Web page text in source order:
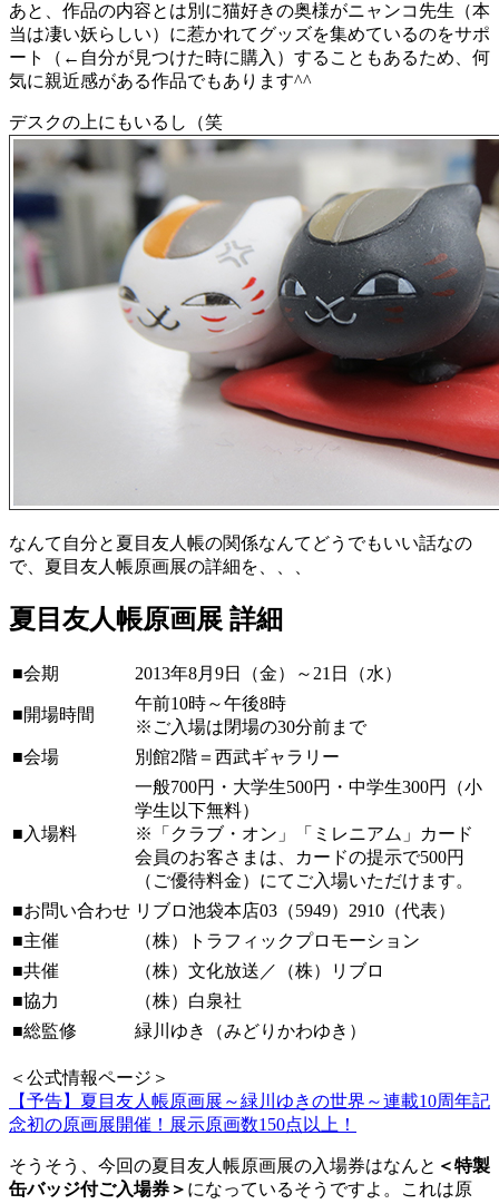
あと、作品の内容とは別に猫好きの奥様がニャンコ先生（本
当は凄い妖らしい）に惹かれてグッズを集めているのをサポ
ート（←自分が見つけた時に購入）することもあるため、何
気に親近感がある作品でもあります^^
デスクの上にもいるし（笑
なんて自分と夏目友人帳の関係なんてどうでもいい話なの
で、夏目友人帳原画展の詳細を、、、
夏目友人帳原画展 詳細
■会期 2013年8月9日（金）～21日（水）
■開場時間
午前10時～午後8時
※ご入場は閉場の30分前まで
■会場
別館2階＝西武ギャラリー
■入場料
一般700円・大学生500円・中学生300円（小
学生以下無料）
※「クラブ・オン」「ミレニアム」カード
会員のお客さまは、カードの提示で500円
（ご優待料金）にてご入場いただけます。
■お問い合わせ リブロ池袋本店03（5949）2910（代表）
■主催
（株）トラフィックプロモーション
■共催
（株）文化放送／（株）リブロ
■協力
（株）白泉社
■総監修
緑川ゆき（みどりかわゆき）
＜公式情報ページ＞
【予告】夏目友人帳原画展～緑川ゆきの世界～連載10周年記
念初の原画展開催！展示原画数150点以上！
そうそう、今回の夏目友人帳原画展の入場券はなんと ＜特製
缶バッジ付ご入場券＞ になっているそうですよ。これは原